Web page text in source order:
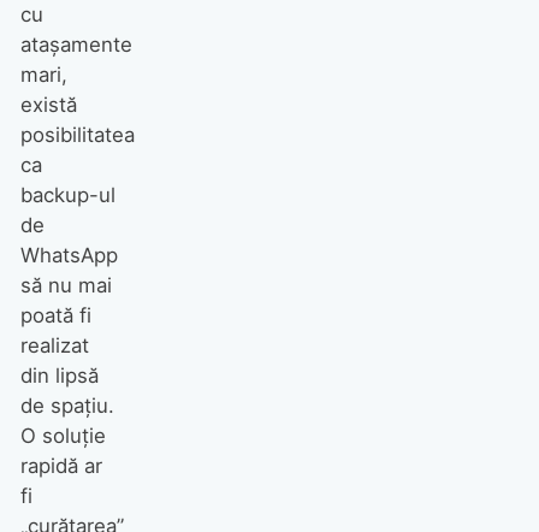
cu
atașamente
mari,
există
posibilitatea
ca
backup-ul
de
WhatsApp
să nu mai
poată fi
realizat
din lipsă
de spațiu.
O soluție
rapidă ar
fi
„curățarea”